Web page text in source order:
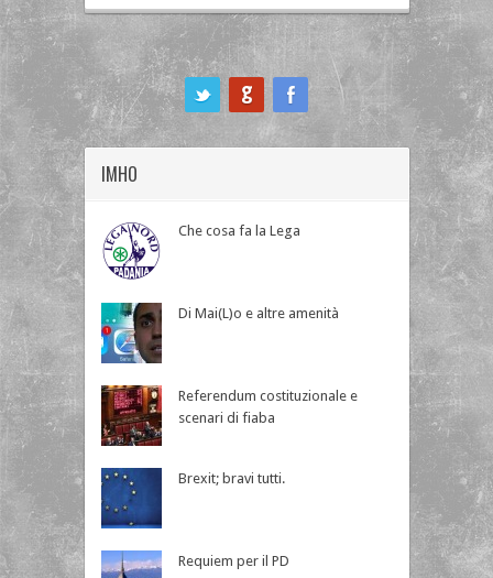
IMHO
Che cosa fa la Lega
Di Mai(L)o e altre amenità
Referendum costituzionale e
scenari di fiaba
Brexit; bravi tutti.
Requiem per il PD